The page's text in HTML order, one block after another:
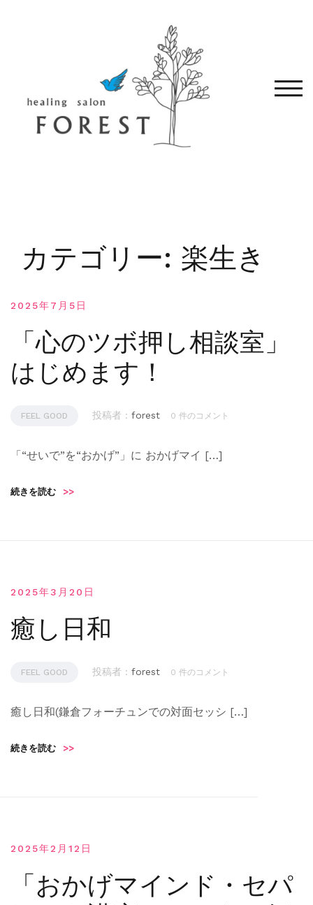
モバ
カテゴリー: 楽生き
2025年7月5日
「心のツボ押し相談室」
はじめます！
FEEL GOOD 投稿者 : forest 0 件のコメント
「“せいで”を“おかげ”」に おかげマイ […]
続きを読む >>
2025年3月20日
癒し日和
FEEL GOOD 投稿者 : forest 0 件のコメント
癒し日和(鎌倉フォーチュンでの対面セッシ […]
続きを読む >>
2025年2月12日
「おかげマインド・セパ